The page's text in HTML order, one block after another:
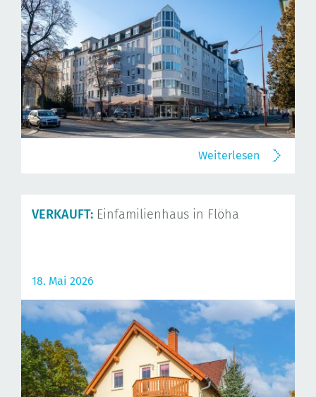
Weiterlesen
VERKAUFT: Einfamilienhaus in Flöha
18. Mai 2026